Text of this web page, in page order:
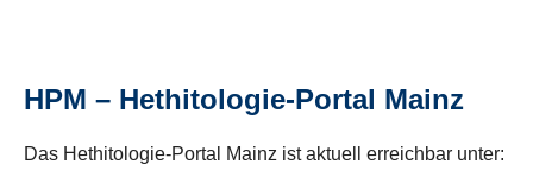
HPM – Hethitologie-Portal Mainz
Das Hethitologie-Portal Mainz ist aktuell erreichbar unter: